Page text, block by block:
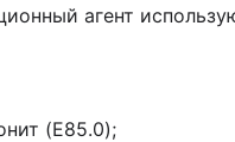
агент
(E85.0);